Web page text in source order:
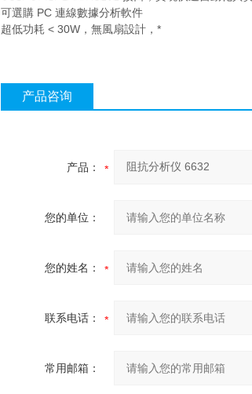
可選購 PC 連線數據分析軟件
超低功耗 < 30W，無風扇設計，*
产品咨询
产品：
您的单位：
您的姓名：
联系电话：
常用邮箱：